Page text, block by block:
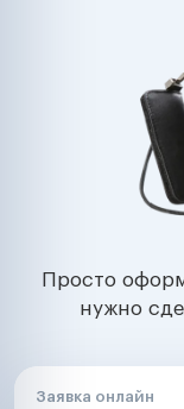
Просто
нужно
Заявка онлайн